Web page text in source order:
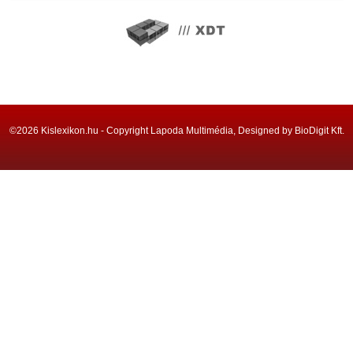
©2026 Kislexikon.hu - Copyright Lapoda Multimédia, Designed by BioDigit Kft.